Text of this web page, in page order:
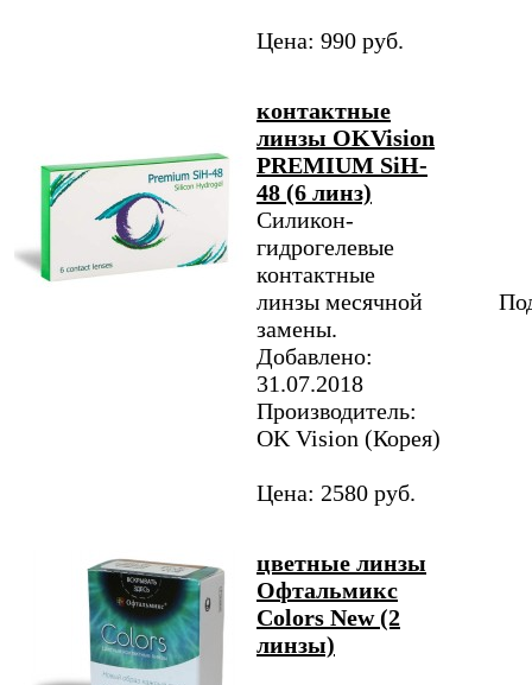
Цена: 990 руб.
контактные
линзы OKVision
PREMIUM SiH-
48 (6 линз)
Силикон-
гидрогелевые
контактные
линзы месячной
замены.
Добавлено:
31.07.2018
Производитель:
OK Vision (Корея)
Цена: 2580 руб.
цветные линзы
Офтальмикс
Colors New (2
линзы)